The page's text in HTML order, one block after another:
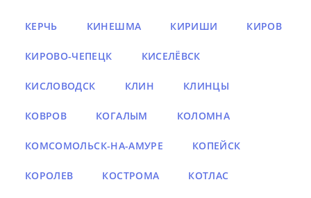
КЕРЧЬ КИНЕШМА КИРИШИ КИРОВ
КИРОВО-ЧЕПЕЦК КИСЕЛЁВСК
КИСЛОВОДСК КЛИН КЛИНЦЫ
КОВРОВ КОГАЛЫМ КОЛОМНА
КОМСОМОЛЬСК-НА-АМУРЕ КОПЕЙСК
КОРОЛЕВ КОСТРОМА КОТЛАС